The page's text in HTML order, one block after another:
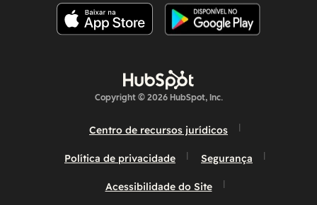
Copyright © 2026 HubSpot, Inc.
Centro de recursos jurídicos
Política de privacidade Segurança
Acessibilidade do Site